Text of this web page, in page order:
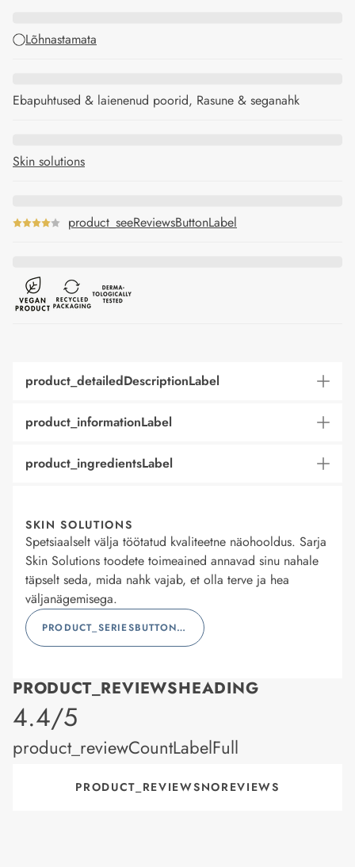
Lõhnastamata
Ebapuhtused & laienenud poorid, Rasune & seganahk
Skin solutions
product_seeReviewsButtonLabel
product_detailedDescriptionLabel
product_informationLabel
product_ingredientsLabel
SKIN SOLUTIONS
Spetsiaalselt välja töötatud kvaliteetne näohooldus. Sarja
Skin Solutions toodete toimeained annavad sinu nahale
täpselt seda, mida nahk vajab, et olla terve ja hea
väljanägemisega.
PRODUCT_SERIESBUTTONLABEL
PRODUCT_REVIEWSHEADING
product_rating
4.4/5
product_reviewCountLabelFull
PRODUCT_REVIEWSNOREVIEWS